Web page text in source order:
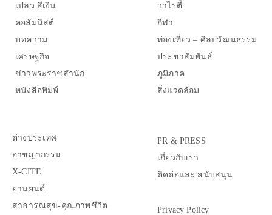
เปลว สีเงิน
คอลัมนิสต์
บทความ
เศรษฐกิจ
ข่าวพระราชสำนัก
หนังสือพิมพ์
วาไรตี้
กีฬา
ท่องเที่ยว – ศิลปวัฒนธรรม
ประชาสัมพันธ์
ภูมิภาค
สิ่งแวดล้อม
ต่างประเทศ
อาชญากรรม
X-CITE
ยานยนต์
สาธารณสุข-คุณภาพชีวิต
PR & PRESS
เกี่ยวกับเรา
ติดต่อและ สนับสนุน
Privacy Policy